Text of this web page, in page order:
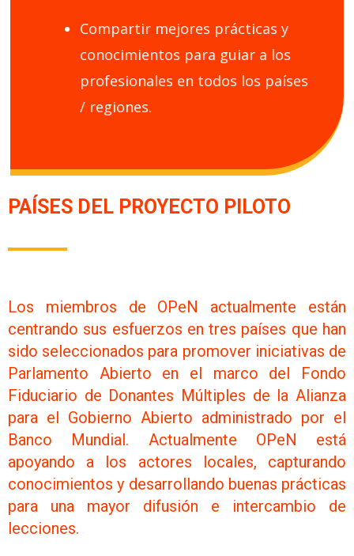
Compartir mejores prácticas y
conocimientos para guiar a los
profesionales en todos los países
/ regiones.
PAÍSES DEL PROYECTO PILOTO
Los miembros de OPeN actualmente están
centrando sus esfuerzos en tres países que han
sido seleccionados para promover iniciativas de
Parlamento Abierto en el marco del Fondo
Fiduciario de Donantes Múltiples de la Alianza
para el Gobierno Abierto administrado por el
Banco Mundial. Actualmente OPeN está
apoyando a los actores locales, capturando
conocimientos y desarrollando buenas prácticas
para una mayor difusión e intercambio de
lecciones.